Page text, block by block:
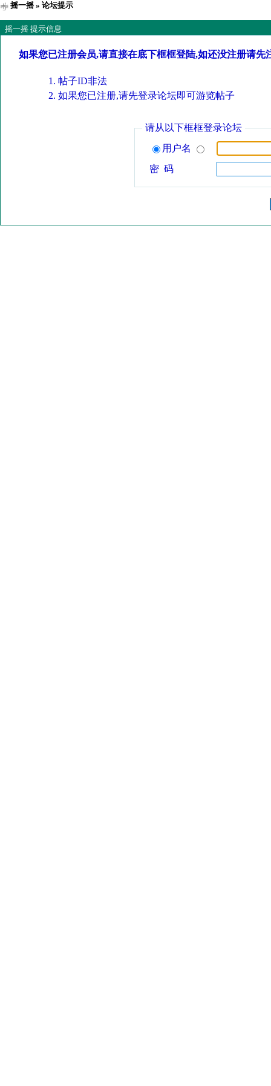
摇一摇» 论坛提示
摇一摇 提示信息
如果您已注册会员,请直接在底下框框登陆,如还没注册请先
帖子ID非法
如果您已注册,请先登录论坛即可游览帖子
请从以下框框登录论坛
用户名
密 码